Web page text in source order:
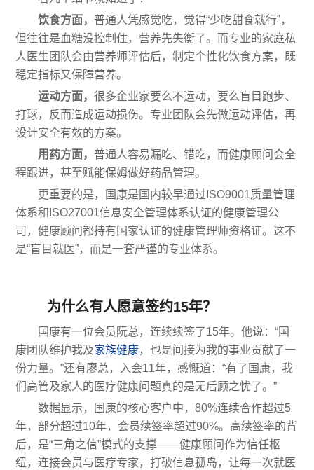
饮食方面，普通人凭感觉吃，觉得“少吃甜食就行”，
但往往是血糖没控制住，营养先失衡了。而专业的家庭私
人医生团队会由营养师评估后，制定个性化饮食方案，既
稳定指标又保障营养。
运动方面，很多企业家要么不运动，要么盲目跑步、
打球，反而造成运动损伤。专业团队会先做运动评估，再
设计安全有效的方案。
用药方面，普通人容易漏吃、错吃，而健康顾问会全
程跟进，甚至赋能保姆做好药品管理。
更重要的是，国康是国内较早通过ISO9001质量管理
体系和ISO27001信息安全管理体系认证的健康管理公
司，健康顾问都持有国家认证的健康管理师资格证。这不
是“盲目就医”，而是一套严谨的专业体系。
为什么有人愿意签约15年？
国康有一位会员阮总，连续续签了15年。他说：“国
康团队维护我及家族健康，也是间接为我的事业贡献了一
份力量。”还有廖总，入会11年，感慨道：“有了国康，我
们高管及家人的医疗健康问题真的是无后顾之忧了。”
数据显示，国康的核心客户中，80%连续合作超过5
年，部分超过10年，会员续签率超过90%。高续签率的背
后，是“三角之信”模式的支撑——健康顾问作为信任枢
纽，连接会员与医疗专家，打破信息孤岛，让每一次就医